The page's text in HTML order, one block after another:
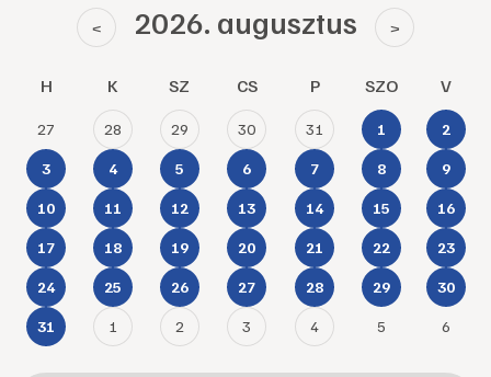
< 2026. augusztus >
H K SZ CS P SZO V
27 28 29 30 31 1 2
3 4 5 6 7 8 9
10 11 12 13 14 15 16
17 18 19 20 21 22 23
24 25 26 27 28 29 30
31 1 2 3 4 5 6